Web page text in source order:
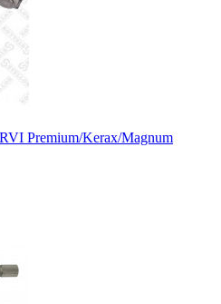
Premium/Kerax/Magnum